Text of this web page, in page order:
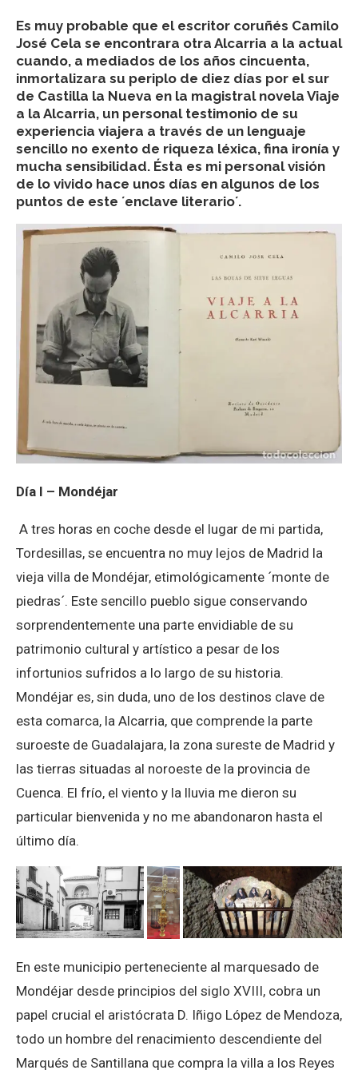
Es muy probable que el escritor coruñés Camilo
José Cela se encontrara otra Alcarria a la actual
cuando, a mediados de los años cincuenta,
inmortalizara su periplo de diez días por el sur
de Castilla la Nueva en la magistral novela Viaje
a la Alcarria, un personal testimonio de su
experiencia viajera a través de un lenguaje
sencillo no exento de riqueza léxica, fina ironía y
mucha sensibilidad. Ésta es mi personal visión
de lo vivido hace unos días en algunos de los
puntos de este ´enclave literario´.
Día I – Mondéjar
A tres horas en coche desde el lugar de mi partida,
Tordesillas, se encuentra no muy lejos de Madrid la
vieja villa de Mondéjar, etimológicamente ´monte de
piedras´. Este sencillo pueblo sigue conservando
sorprendentemente una parte envidiable de su
patrimonio cultural y artístico a pesar de los
infortunios sufridos a lo largo de su historia.
Mondéjar es, sin duda, uno de los destinos clave de
esta comarca, la Alcarria, que comprende la parte
suroeste de Guadalajara, la zona sureste de Madrid y
las tierras situadas al noroeste de la provincia de
Cuenca. El frío, el viento y la lluvia me dieron su
particular bienvenida y no me abandonaron hasta el
último día.
En este municipio perteneciente al marquesado de
Mondéjar desde principios del siglo XVIII, cobra un
papel crucial el aristócrata D. Iñigo López de Mendoza,
todo un hombre del renacimiento descendiente del
Marqués de Santillana que compra la villa a los Reyes